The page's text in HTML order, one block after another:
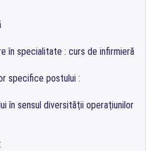
în specialitate : curs de infirmieră
specifice postului :
în sensul diversităţii operaţiunilor